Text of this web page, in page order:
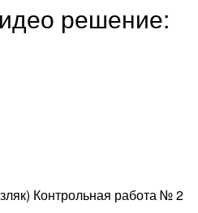
решение:
Контрольная работа № 2